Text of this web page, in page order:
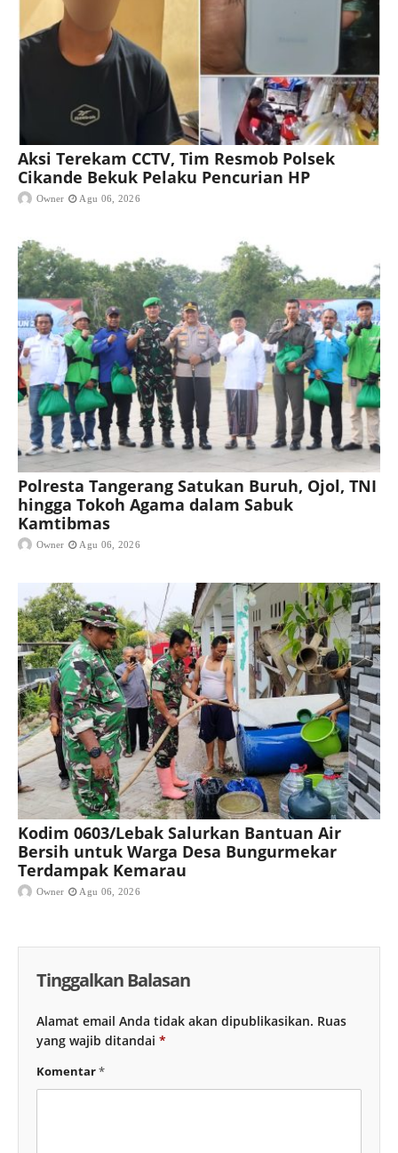
Aksi Terekam CCTV, Tim Resmob Polsek
Cikande Bekuk Pelaku Pencurian HP
Owner Agu 06, 2026
Polresta Tangerang Satukan Buruh, Ojol, TNI
hingga Tokoh Agama dalam Sabuk
Kamtibmas
Owner Agu 06, 2026
Kodim 0603/Lebak Salurkan Bantuan Air
Bersih untuk Warga Desa Bungurmekar
Terdampak Kemarau
Owner Agu 06, 2026
Tinggalkan Balasan
Alamat email Anda tidak akan dipublikasikan. Ruas
yang wajib ditandai *
Komentar*